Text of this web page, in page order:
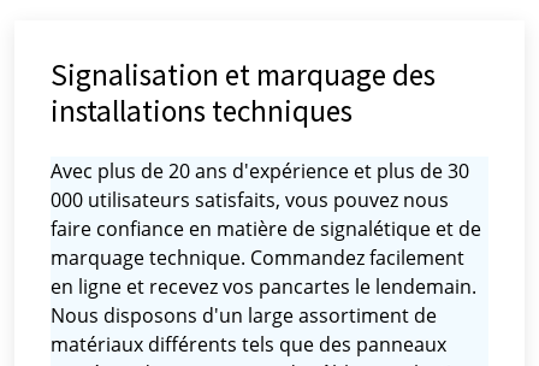
Signalisation et marquage des
installations techniques
Avec plus de 20 ans d'expérience et plus de 30
000 utilisateurs satisfaits, vous pouvez nous
faire confiance en matière de signalétique et de
marquage technique. Commandez facilement
en ligne et recevez vos pancartes le lendemain.
Nous disposons d'un large assortiment de
matériaux différents tels que des panneaux